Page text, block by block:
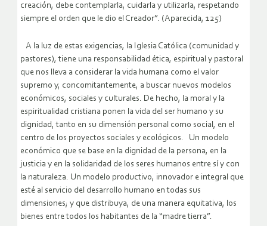
creación, debe contemplarla, cuidarla y utilizarla, respetando
siempre el orden que le dio el Creador”. (Aparecida, 125)
A la luz de estas exigencias, la Iglesia Católica (comunidad y
pastores), tiene una responsabilidad ética, espiritual y pastoral
que nos lleva a considerar la vida humana como el valor
supremo y, concomitantemente, a buscar nuevos modelos
económicos, sociales y culturales. De hecho, la moral y la
espiritualidad cristiana ponen la vida del ser humano y su
dignidad, tanto en su dimensión personal como social, en el
centro de los proyectos sociales y ecológicos. Un modelo
económico que se base en la dignidad de la persona, en la
justicia y en la solidaridad de los seres humanos entre sí y con
la naturaleza. Un modelo productivo, innovador e integral que
esté al servicio del desarrollo humano en todas sus
dimensiones; y que distribuya, de una manera equitativa, los
bienes entre todos los habitantes de la “madre tierra”.